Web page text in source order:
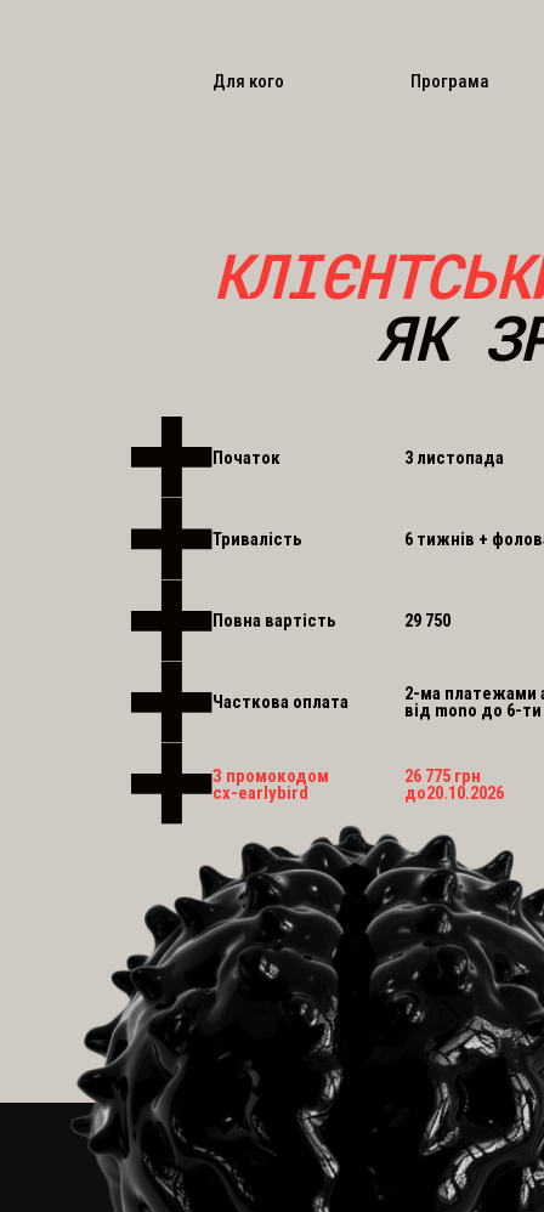
Для кого Програма
ЯК
Початок 3 листопада
Тривалість 6 тижнів +
Повна вартість 29 750
Часткова оплата 2-ма платежами
від mono до 6-ти
З промокодом
cx-earlybird
26 775 грн
до20.10.2026